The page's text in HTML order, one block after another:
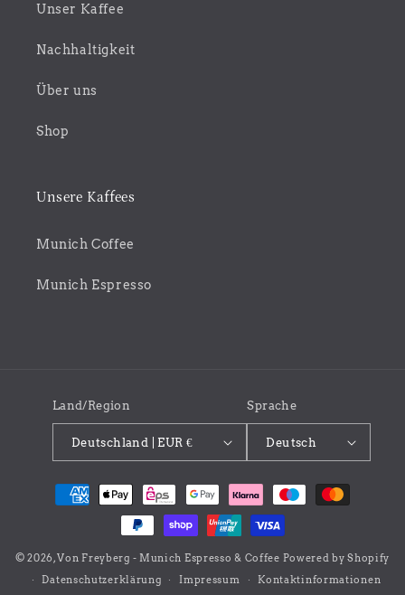
Unser Kaffee
Nachhaltigkeit
Über uns
Shop
Unsere Kaffees
Munich Coffee
Munich Espresso
Land/Region
Deutschland | EUR €
Sprache
Deutsch
Zahlungsmethoden
© 2026,Von Freyberg - Munich Espresso & Coffee Powered by Shopify
Datenschutzerklärung
Impressum Kontaktinformationen